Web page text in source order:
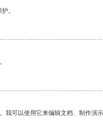
。
可以使用它来编辑文档、制作演